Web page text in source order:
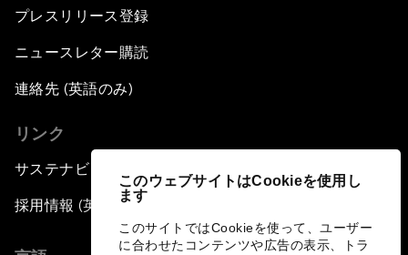
このウェブサイトはCookieを使用し
ます
このサイトではCookieを使って、ユーザー
に合わせたコンテンツや広告の表示、トラ
プレスリリース登録
ニュースレター購読
連絡先 (英語のみ)
リンク
サステナビリティへの取り組み
採用情報 (英語のみ)